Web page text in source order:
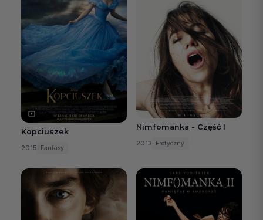
Kopciuszek
2015 Fantasy
Nimfomanka - Część I
2013 Erotyczny